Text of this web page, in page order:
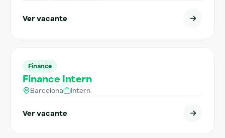
Ver vacante
Finance
Finance Intern
Barcelona Intern
Ver vacante